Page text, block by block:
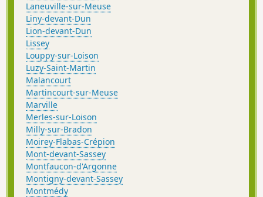
Laneuville-sur-Meuse
Liny-devant-Dun
Lion-devant-Dun
Lissey
Louppy-sur-Loison
Luzy-Saint-Martin
Malancourt
Martincourt-sur-Meuse
Marville
Merles-sur-Loison
Milly-sur-Bradon
Moirey-Flabas-Crépion
Mont-devant-Sassey
Montfaucon-d'Argonne
Montigny-devant-Sassey
Montmédy